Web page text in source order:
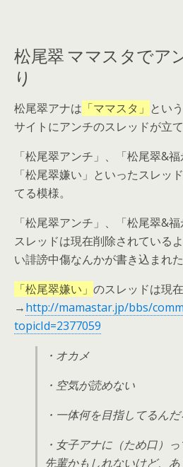
松尾翠 ママスタでア
り
松尾翠アナは 「ママスタ」 とい
サイトにアンチのスレッドが立て
「松尾翠アンチ」、「松尾翠&
「松尾翠嫌い」といったスレッ
てる模様。
「松尾翠アンチ」、「松尾翠&
スレッドは現在削除されている
い誹謗中傷なんかが書き込まれ
「松尾翠嫌い」 のスレッドは現
→http://mamastar.jp/bbs/
topicId=2377059
・オカメ
・空気が読めない
・一体何を目指してるんだ
・女子アナに（ため口）
先輩かもしれないけど、